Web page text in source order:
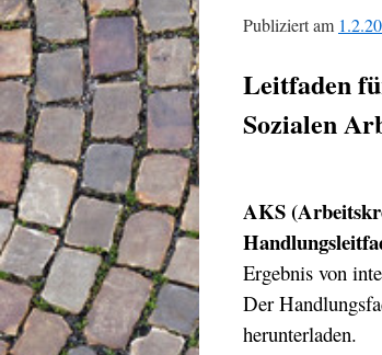
Publiziert am
Leitfaden
Sozialen
AKS
Ergebnis von
Der
herunterladen.